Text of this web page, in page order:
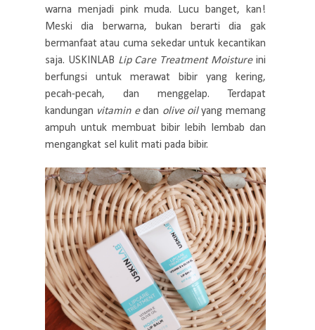
warna menjadi pink muda. Lucu banget, kan!
Meski dia berwarna, bukan berarti dia gak
bermanfaat atau cuma sekedar untuk kecantikan
saja. USKINLAB Lip Care Treatment Moisture ini
berfungsi untuk merawat bibir yang kering,
pecah-pecah, dan menggelap. Terdapat
kandungan vitamin edan olive oilyang memang
ampuh untuk membuat bibir lebih lembab dan
mengangkat sel kulit mati pada bibir.